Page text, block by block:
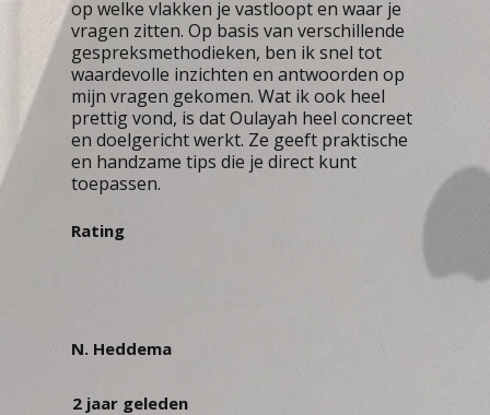
op welke vlakken je vastloopt en waar je
vragen zitten. Op basis van verschillende
gespreksmethodieken, ben ik snel tot
waardevolle inzichten en antwoorden op
mijn vragen gekomen. Wat ik ook heel
prettig vond, is dat Oulayah heel concreet
en doelgericht werkt. Ze geeft praktische
en handzame tips die je direct kunt
toepassen.
Rating
N. Heddema
2 jaar geleden